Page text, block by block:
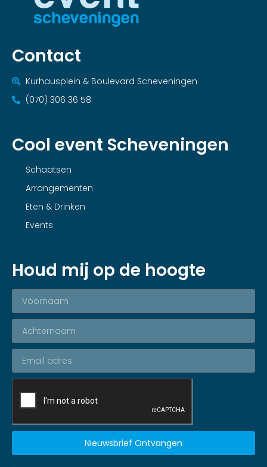
Contact
Kurhausplein & Boulevard Scheveningen
(070) 306 36 58
Cool event Scheveningen
Schaatsen
Arrangementen
Eten & Drinken
Events
Houd mij op de hoogte
Nieuwsbrief Ontvangen